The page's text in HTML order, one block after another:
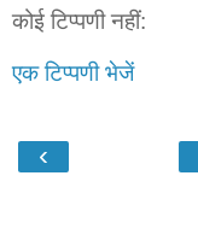
कोई टिप्पणी नहीं:
एक टिप्पणी भेजें
‹